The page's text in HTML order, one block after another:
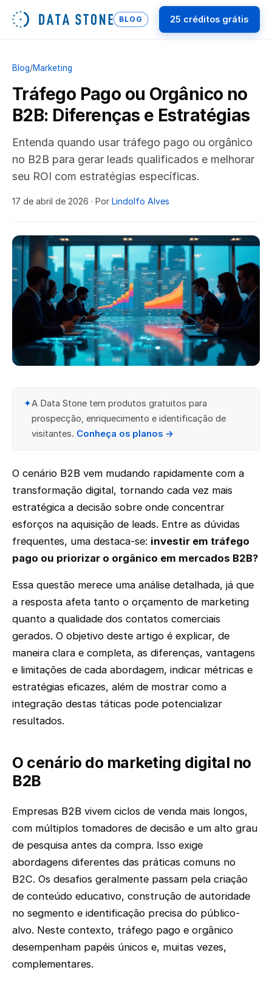
BLOG 25 créditos grátis
Blog/Marketing
Tráfego Pago ou Orgânico no
B2B: Diferenças e Estratégias
Entenda quando usar tráfego pago ou orgânico
no B2B para gerar leads qualificados e melhorar
seu ROI com estratégias específicas.
17 de abril de 2026 · Por Lindolfo Alves
✦A Data Stone tem produtos gratuitos para
prospecção, enriquecimento e identificação de
visitantes. Conheça os planos →
O cenário B2B vem mudando rapidamente com a
transformação digital, tornando cada vez mais
estratégica a decisão sobre onde concentrar
esforços na aquisição de leads. Entre as dúvidas
frequentes, uma destaca-se: investir em tráfego
pago ou priorizar o orgânico em mercados B2B?
Essa questão merece uma análise detalhada, já que
a resposta afeta tanto o orçamento de marketing
quanto a qualidade dos contatos comerciais
gerados. O objetivo deste artigo é explicar, de
maneira clara e completa, as diferenças, vantagens
e limitações de cada abordagem, indicar métricas e
estratégias eficazes, além de mostrar como a
integração destas táticas pode potencializar
resultados.
O cenário do marketing digital no
B2B
Empresas B2B vivem ciclos de venda mais longos,
com múltiplos tomadores de decisão e um alto grau
de pesquisa antes da compra. Isso exige
abordagens diferentes das práticas comuns no
B2C. Os desafios geralmente passam pela criação
de conteúdo educativo, construção de autoridade
no segmento e identificação precisa do público-
alvo. Neste contexto, tráfego pago e orgânico
desempenham papéis únicos e, muitas vezes,
complementares.